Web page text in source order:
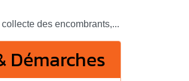
des encombrants,...
Démarches